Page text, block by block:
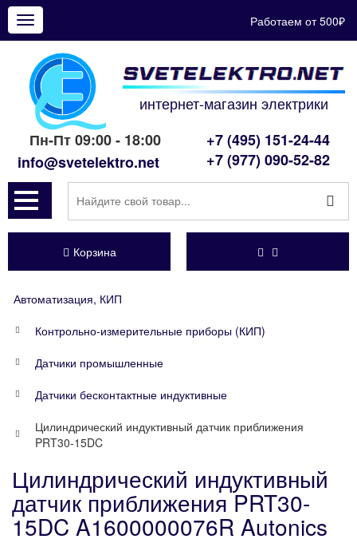
Показать
меню
Работаем от 500₽
интернет-магазин электрики
Пн-Пт 09:00 - 18:00
info@svetelektro.net
+7 (495) 151-24-44
+7 (977) 090-52-82
Корзина
Автоматизация, КИП
Контрольно-измерительные приборы (КИП)
Датчики промышленные
Датчики бесконтактные индуктивные
Цилиндрический индуктивный датчик приближения
PRT30-15DC
Цилиндрический индуктивный
датчик приближения PRT30-
15DC A1600000076R Autonics